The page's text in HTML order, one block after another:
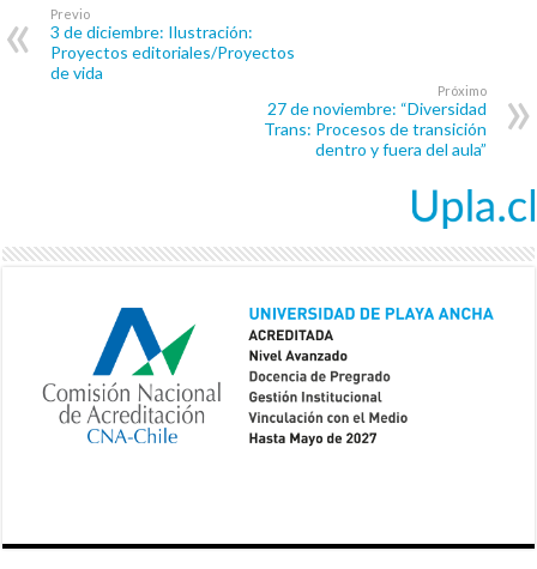
Previo
3 de diciembre: Ilustración:
Proyectos editoriales/Proyectos
de vida
Próximo
27 de noviembre: “Diversidad
Trans: Procesos de transición
dentro y fuera del aula”